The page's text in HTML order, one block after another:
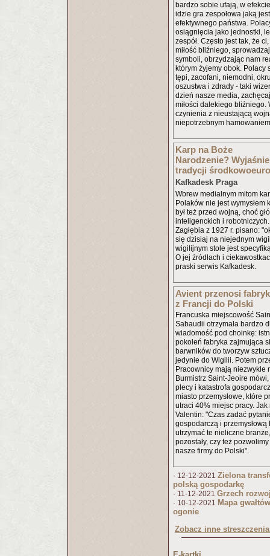
bardzo sobie ufają, w
idzie gra zespołowa jaką
efektywnego państwa.
osiągnięcia jako jednostki,
zespół. Często jest tak, że
miłość bliźniego,
symboli, obrzydzając nam
którym żyjemy obok. Polacy
tępi, zacofani, niemodni,
oszustwa i zdrady - taki
dzień nasze media,
miłości dalekiego bliźniego.
czynienia z nieustającą
niepotrzebnym
Karp na Boże
Narodzenie?
tradycji
Kafkadesk Praga
Wbrew medialnym mitom
Polaków nie jest wymysłem
był też przed wojną, choć
inteligenckich i
Zagłębia z 1927 r. pisano:
się dzisiaj na niejednym
wigilijnym stole jest
O jej źródłach i
praski serwis Kafkadesk.
Avient przenosi
z Francji do Polski
Francuska miejscowość
Sabaudii otrzymała bardzo
wiadomość pod choinkę:
pokoleń fabryka zajmująca
barwników do tworzyw
jedynie do Wigilii. Potem
Pracownicy mają niezwykle
Burmistrz Saint-Jeoire
plecy i katastrofa
miasto przemysłowe, które
utraci 40% miejsc pracy. Jak
Valentin: "Czas zadać
gospodarczą i przemysłową
utrzymać te nieliczne
pozostały, czy też
nasze firmy do Polski".
· 12-12-2021 Zielona
polską gospodarkę
· 11-12-2021 Grzech
· 10-12-2021 Mapa
ogonie
Zobacz inne